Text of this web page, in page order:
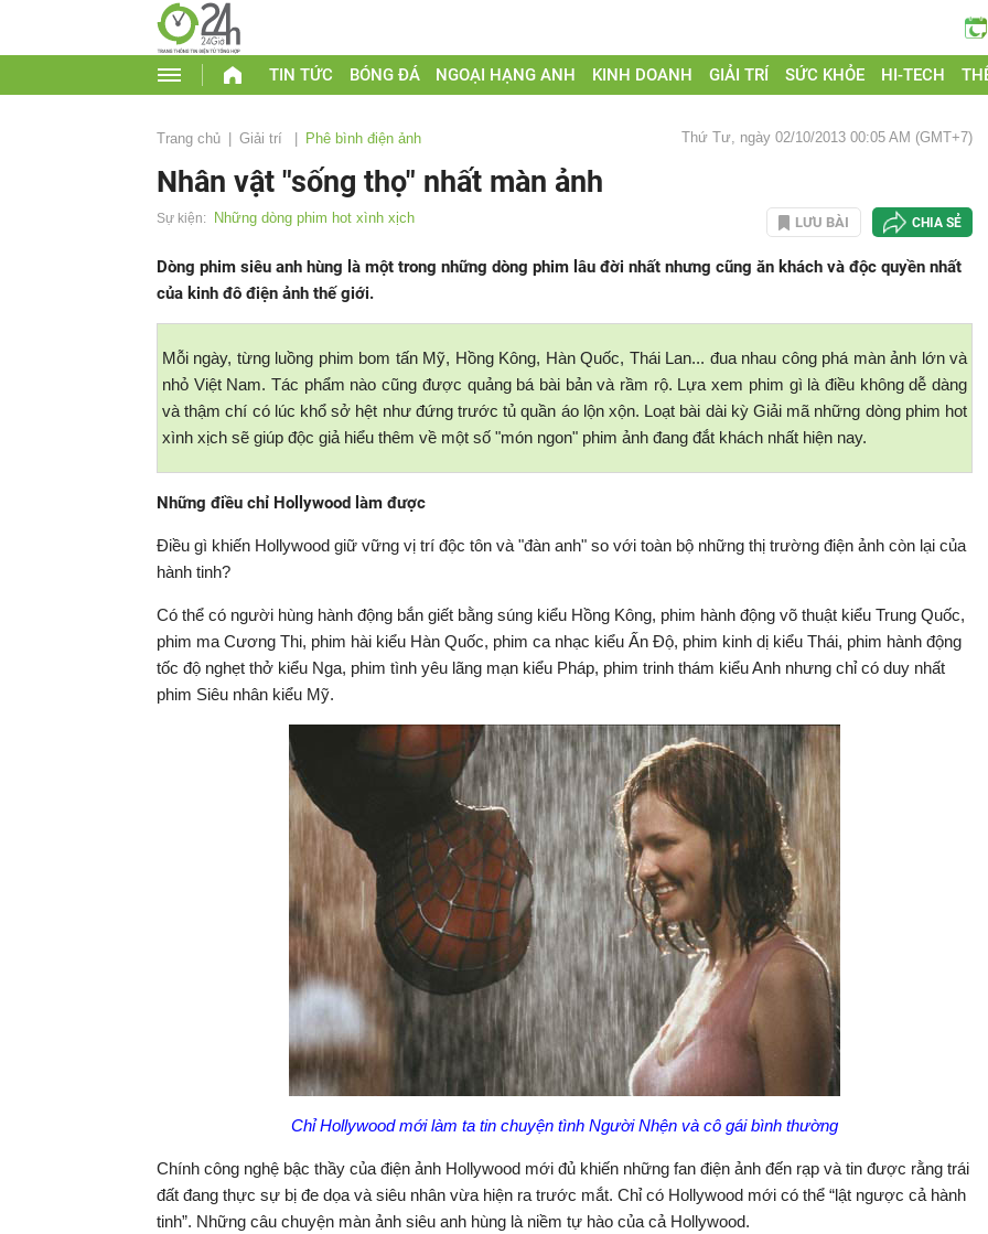
TIN TỨC BÓNG ĐÁ NGOẠI HẠNG ANH KINH DOANH GIẢI TRÍ SỨC KHỎE HI-TECH
Trang chủ Giải trí Phê bình điện ảnh Thứ Tư, ngày 02/10/2013 00:05 AM (GMT+7)
Nhân vật "sống thọ" nhất màn ảnh
Sự kiện: Những dòng phim hot xình xịch LƯU BÀI CHIA SẺ
Dòng phim siêu anh hùng là một trong những dòng phim lâu đời nhất nhưng cũng ăn khách và độc quyền nhất
của kinh đô điện ảnh thế giới.
Mỗi ngày, từng luồng phim bom tấn Mỹ, Hồng Kông, Hàn Quốc, Thái Lan... đua nhau công phá màn ảnh lớn và
nhỏ Việt Nam. Tác phẩm nào cũng được quảng bá bài bản và rầm rộ. Lựa xem phim gì là điều không dễ dàng
và thậm chí có lúc khổ sở hệt như đứng trước tủ quần áo lộn xộn. Loạt bài dài kỳ Giải mã những dòng phim hot
xình xịch sẽ giúp độc giả hiểu thêm về một số "món ngon" phim ảnh đang đắt khách nhất hiện nay.
Những điều chỉ Hollywood làm được
Điều gì khiến Hollywood giữ vững vị trí độc tôn và "đàn anh" so với toàn bộ những thị trường điện ảnh còn lại của
hành tinh?
Có thể có người hùng hành động bắn giết bằng súng kiểu Hồng Kông, phim hành động võ thuật kiểu Trung Quốc,
phim ma Cương Thi, phim hài kiểu Hàn Quốc, phim ca nhạc kiểu Ấn Độ, phim kinh dị kiểu Thái, phim hành động
tốc độ nghẹt thở kiểu Nga, phim tình yêu lãng mạn kiểu Pháp, phim trinh thám kiểu Anh nhưng chỉ có duy nhất
phim Siêu nhân kiểu Mỹ.
Chỉ Hollywood mới làm ta tin chuyện tình Người Nhện và cô gái bình thường
Chính công nghệ bậc thầy của điện ảnh Hollywood mới đủ khiến những fan điện ảnh đến rạp và tin được rằng trái
đất đang thực sự bị đe dọa và siêu nhân vừa hiện ra trước mắt. Chỉ có Hollywood mới có thể “lật ngược cả hành
tinh”. Những câu chuyện màn ảnh siêu anh hùng là niềm tự hào của cả Hollywood.